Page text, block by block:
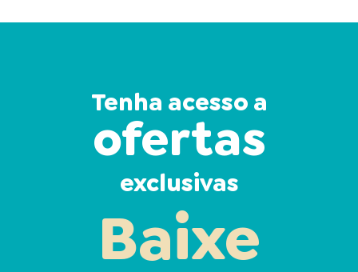
Tenha acesso a
ofertas
exclusivas
Baixe